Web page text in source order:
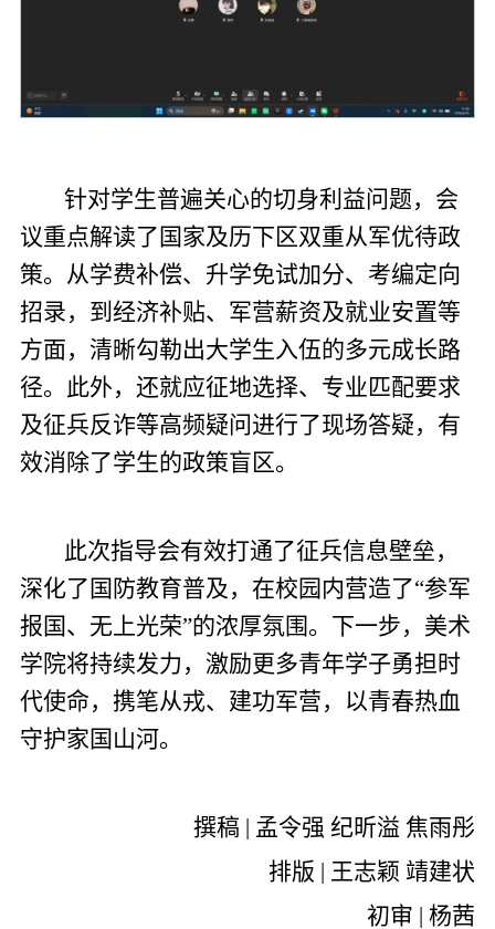
针对学生普遍关心的切身利益问题，会
议重点解读了国家及历下区双重从军优待政
策。从学费补偿、升学免试加分、考编定向
招录，到经济补贴、军营薪资及就业安置等
方面，清晰勾勒出大学生入伍的多元成长路
径。此外，还就应征地选择、专业匹配要求
及征兵反诈等高频疑问进行了现场答疑，有
效消除了学生的政策盲区。
此次指导会有效打通了征兵信息壁垒，
深化了国防教育普及，在校园内营造了“参军
报国、无上光荣”的浓厚氛围。下一步，美术
学院将持续发力，激励更多青年学子勇担时
代使命，携笔从戎、建功军营，以青春热血
守护家国山河。
撰稿 | 孟令强 纪昕溢 焦雨彤
排版 | 王志颖 靖建状
初审 | 杨茜